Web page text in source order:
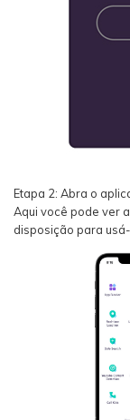
Etapa 2: Abra o
Aqui você pode ver
disposição para